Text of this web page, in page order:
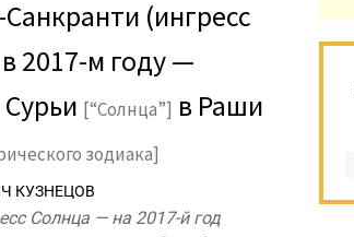
(ингресс
2017-м году —
[“Солнца”] в Раши
зодиака]
КУЗНЕЦОВ
Солнца — на 2017-й год